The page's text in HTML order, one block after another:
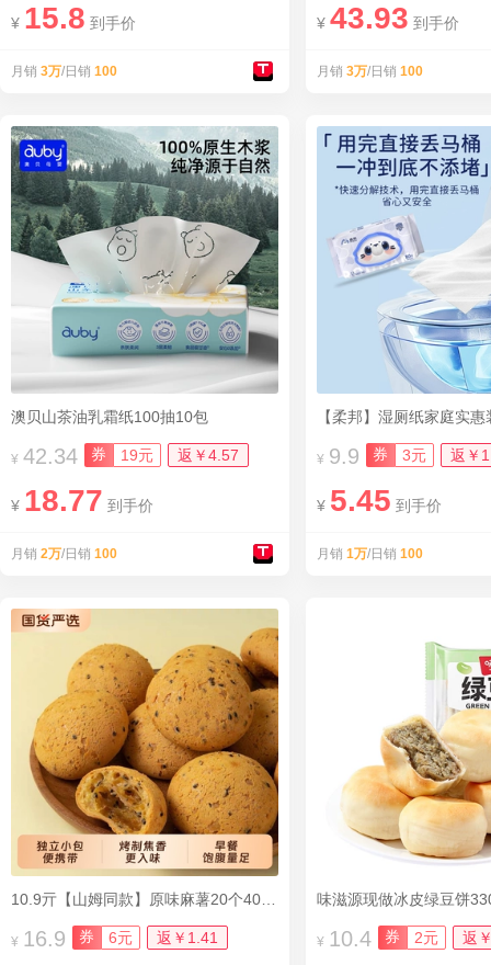
¥ 15.8 到手价
月销 3万/日销 100
¥ 43.93 到手价
月销 3万/日销 100
澳贝山茶油乳霜纸100抽10包
¥ 42.34 券 19元 返￥4.57
¥ 18.77 到手价
月销 2万/日销 100
【柔邦】湿厕纸家庭实
¥ 9.9 券 3元 返￥
¥ 5.45 到手价
月销 1万/日销 100
¥ 16.9 券 6元 返￥1.41
味滋源现做冰皮绿豆饼
¥ 10.4 券 2元 返